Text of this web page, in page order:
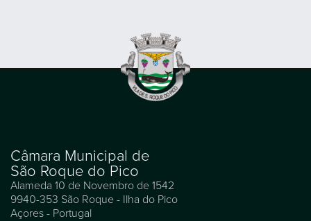
Câmara Municipal de
São Roque do Pico
Alameda 10 de Novembro de 1542
9940-353 São Roque - Ilha do Pico
Açores - Portugal